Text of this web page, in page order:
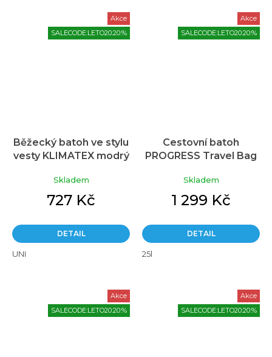
Akce
SALECODE:LETO20:20:%
Běžecký batoh ve stylu
vesty KLIMATEX modrý
Skladem
727 Kč
DETAIL
UNI
Akce
SALECODE:LETO20:20:%
Cestovní batoh
PROGRESS Travel Bag
Skladem
1 299 Kč
DETAIL
25l
Akce
SALECODE:LETO20:20:%
Akce
SALECODE:LETO20:20:%